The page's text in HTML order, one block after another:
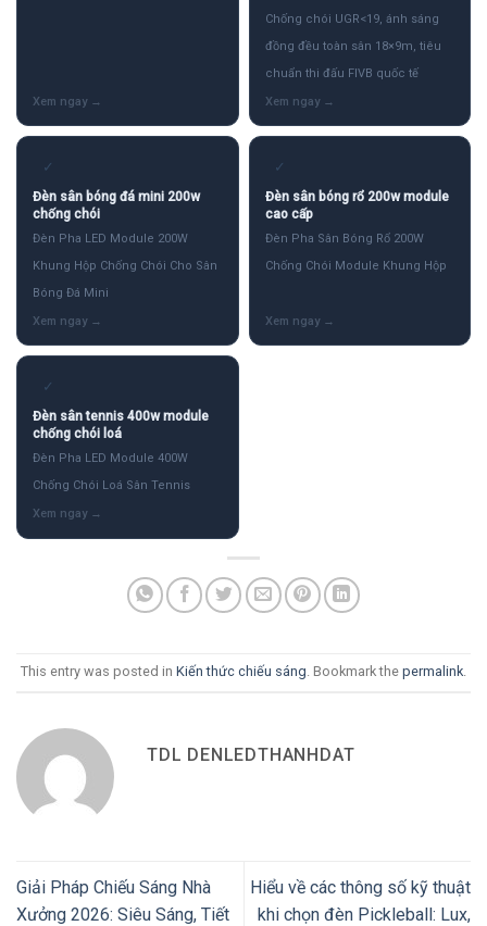
Chống chói UGR<19, ánh sáng
đồng đều toàn sân 18×9m, tiêu
chuẩn thi đấu FIVB quốc tế
✓
Đèn sân bóng đá mini 200w
chống chói
Đèn Pha LED Module 200W
Khung Hộp Chống Chói Cho Sân
Bóng Đá Mini
✓
Đèn sân bóng rổ 200w module
cao cấp
Đèn Pha Sân Bóng Rổ 200W
Chống Chói Module Khung Hộp
✓
Đèn sân tennis 400w module
chống chói loá
Đèn Pha LED Module 400W
Chống Chói Loá Sân Tennis
This entry was posted in Kiến thức chiếu sáng. Bookmark the permalink.
TDL DENLEDTHANHDAT
Giải Pháp Chiếu Sáng Nhà
Xưởng 2026: Siêu Sáng, Tiết
Hiểu về các thông số kỹ thuật
khi chọn đèn Pickleball: Lux,